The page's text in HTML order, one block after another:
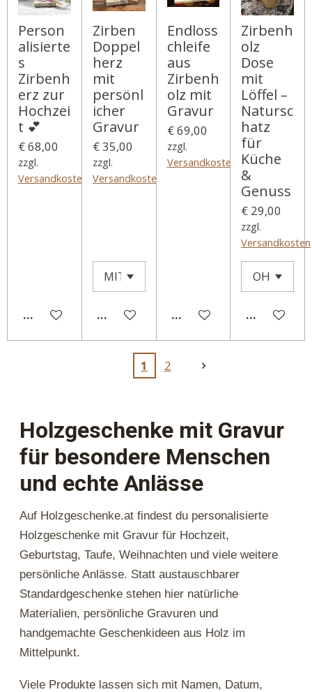
Person
alisierte
s
Zirbenh
erz zur
Hochzei
t 💕
€ 68,00
zzgl.
Versandkosten
DETAILS ANZEIGEN
Zirben
Doppel
herz
mit
persönl
icher
Gravur
€ 35,00
zzgl.
Versandkosten
DETAILS ANZEIGEN
Endloss
chleife
aus
Zirbenh
olz mit
Gravur
€ 69,00
zzgl.
Versandkosten
DETAILS ANZEIGEN
Zirbenh
olz
Dose
mit
Löffel –
Natursc
hatz
für
Küche
&
Genuss
€ 29,00
zzgl.
Versandkosten
IN DEN
1 2
Holzgeschenke mit Gravur
für besondere Menschen
und echte Anlässe
Auf Holzgeschenke.at findest du personalisierte
Holzgeschenke mit Gravur für Hochzeit,
Geburtstag, Taufe, Weihnachten und viele weitere
persönliche Anlässe. Statt austauschbarer
Standardgeschenke stehen hier natürliche
Materialien, persönliche Gravuren und
handgemachte Geschenkideen aus Holz im
Mittelpunkt.
Viele Produkte lassen sich mit Namen, Datum,